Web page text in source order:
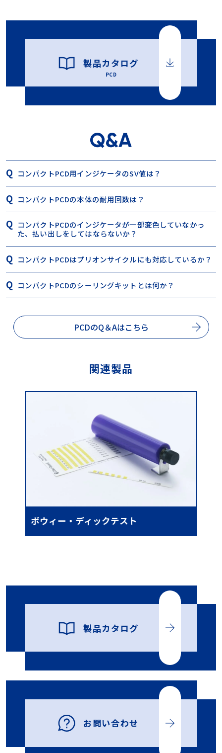
製品カタログ
PCD
コンパクトPCD用インジケータのSV値は？
コンパクトPCDの本体の耐用回数は？
コンパクトPCDのインジケータが一部変色していなかっ
た、払い出しをしてはならないか？
コンパクトPCDはプリオンサイクルにも対応しているか？
コンパクトPCDのシーリングキットとは何か？
PCDのQ＆Aはこちら
関連製品
ボウィー・ディックテスト
製品カタログ
お問い合わせ